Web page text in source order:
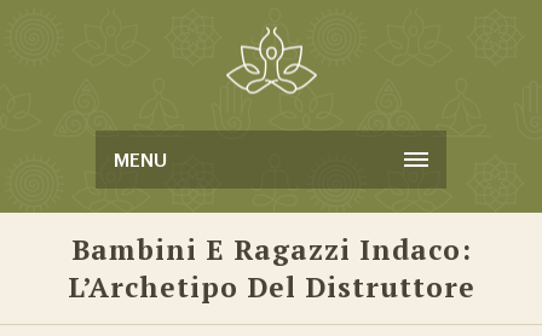
MENU
Bambini E Ragazzi Indaco:
L’Archetipo Del Distruttore